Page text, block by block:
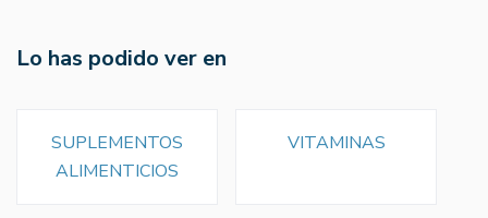
Lo has podido ver en
SUPLEMENTOS
ALIMENTICIOS
VITAMINAS